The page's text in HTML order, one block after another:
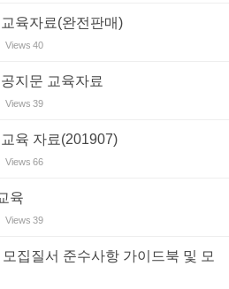
육자료(완전판매)
Views 40
지문 교육자료
Views 39
육 자료(201907)
Views 66
육
Views 39
집질서 준수사항 가이드북 및 모